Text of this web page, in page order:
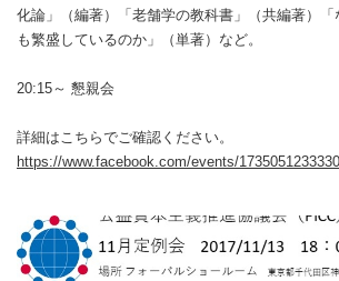
化論」（編著）「老舗学の教科書」（共編著）
も繁盛しているのか」（単著）など。
20:15～ 懇親会
詳細はこちらでご確認ください。
https://www.facebook.com/events/